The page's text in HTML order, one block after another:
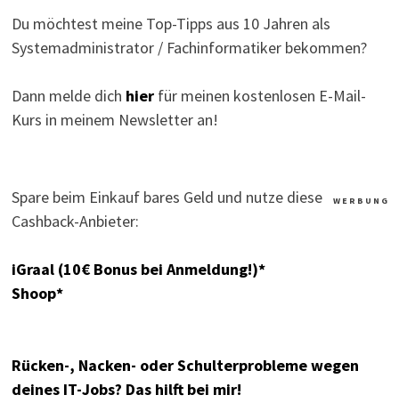
Du möchtest meine Top-Tipps aus 10 Jahren als
Systemadministrator / Fachinformatiker bekommen?
Dann melde dich hierfür meinen kostenlosen E-Mail-
Kurs in meinem Newsletter an!
W E R B U N G
Spare beim Einkauf bares Geld und nutze diese
Cashback-Anbieter:
iGraal (10€ Bonus bei Anmeldung!)*
Shoop*
Rücken-, Nacken- oder Schulterprobleme wegen
deines IT-Jobs? Das hilft bei mir!